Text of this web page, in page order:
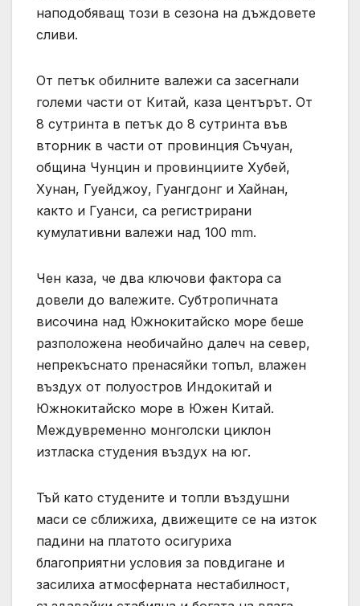
наподобяващ този в сезона на дъждовете
сливи.
От петък обилните валежи са засегнали
големи части от Китай, каза центърът. От
8 сутринта в петък до 8 сутринта във
вторник в части от провинция Съчуан,
община Чунцин и провинциите Хубей,
Хунан, Гуейджоу, Гуангдонг и Хайнан,
както и Гуанси, са регистрирани
кумулативни валежи над 100 mm.
Чен каза, че два ключови фактора са
довели до валежите. Субтропичната
височина над Южнокитайско море беше
разположена необичайно далеч на север,
непрекъснато пренасяйки топъл, влажен
въздух от полуостров Индокитай и
Южнокитайско море в Южен Китай.
Междувременно монголски циклон
изтласка студения въздух на юг.
Тъй като студените и топли въздушни
маси се сближиха, движещите се на изток
падини на платото осигуриха
благоприятни условия за повдигане и
засилиха атмосферната нестабилност,